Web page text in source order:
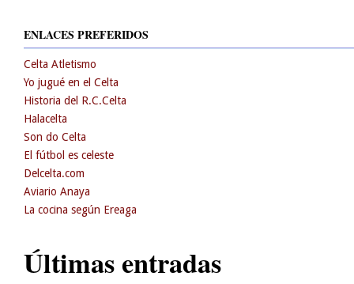
ENLACES PREFERIDOS
Celta Atletismo
Yo jugué en el Celta
Historia del R.C.Celta
Halacelta
Son do Celta
El fútbol es celeste
Delcelta.com
Aviario Anaya
La cocina según Ereaga
Últimas entradas